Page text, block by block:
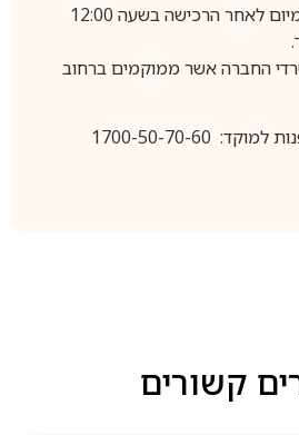
איסוף החבילה החל מיום לאחר הרכישה בשעה 12:00
החברה אשר ממוקמים ברחוב
1700-50-70-60
קשורים